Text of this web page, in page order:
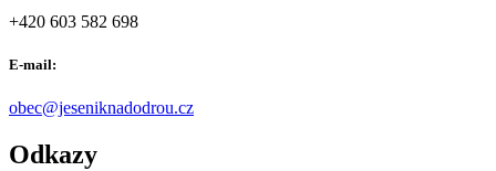
+420 603 582 698
E-mail:
obec@jeseniknadodrou.cz
Odkazy